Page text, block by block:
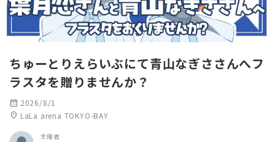
ちゅーとりえらいぶにて青山なぎささんへフ
ラスタを贈りませんか？
calendar_month 2026/8/1
location_on LaLa arena TOKYO-BAY
主催者